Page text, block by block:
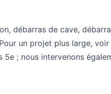
, débarras de cave,
un projet plus large, voir
5e ; nous intervenons